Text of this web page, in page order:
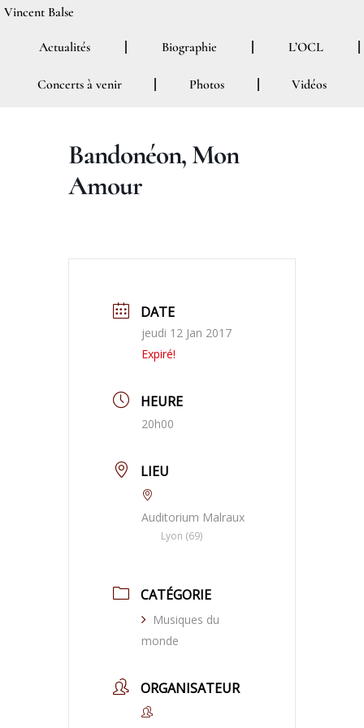
Aller
contenu
Vincent Balse
Actualités Biographie L’OCL
Concerts à venir Photos Vidéos
Bandonéon, Mon
Amour
DATE
jeudi 12 Jan 2017
Expiré!
HEURE
20h00
LIEU
Auditorium Malraux
Lyon (69)
CATÉGORIE
Musiques du
monde
ORGANISATEUR